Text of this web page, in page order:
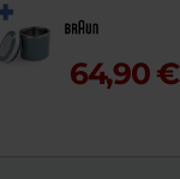
64,90 €